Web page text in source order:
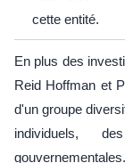
cette entité.
En plus des
Reid Hoffman et
d'un groupe
individuels,
gouvernementales.